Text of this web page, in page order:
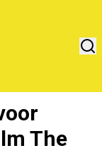
The